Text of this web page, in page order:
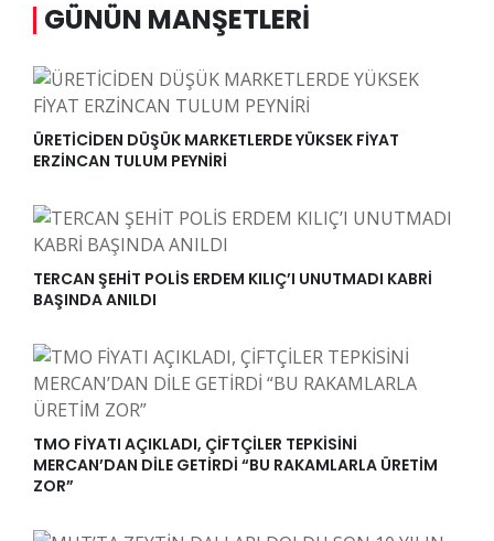
GÜNÜN MANŞETLERI
ÜRETİCİDEN DÜŞÜK MARKETLERDE YÜKSEK FİYAT
ERZİNCAN TULUM PEYNİRİ
TERCAN ŞEHİT POLİS ERDEM KILIÇ’I UNUTMADI KABRİ
BAŞINDA ANILDI
TMO FİYATI AÇIKLADI, ÇİFTÇİLER TEPKİSİNİ
MERCAN’DAN DİLE GETİRDİ “BU RAKAMLARLA ÜRETİM
ZOR”